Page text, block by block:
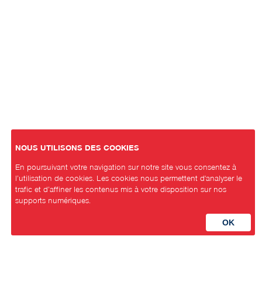
NOUS UTILISONS DES COOKIES
En poursuivant votre navigation sur notre site vous consentez à
l’utilisation de cookies. Les cookies nous permettent d'analyser le
trafic et d’affiner les contenus mis à votre disposition sur nos
supports numériques.